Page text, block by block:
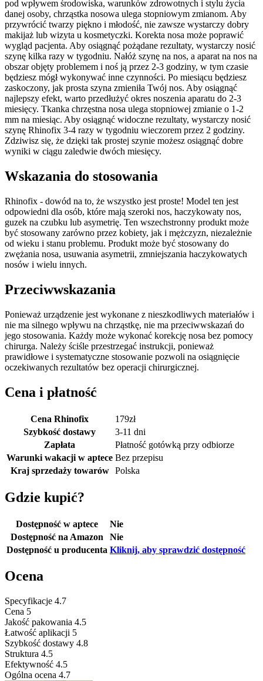
pod wpływem środowiska, warunków zdrowotnych i stylu życia
danej osoby, chrząstka nosowa ulega stopniowym zmianom. Aby
przywrócić twarzy piękno i młodość, nie zawsze wystarczy dobry
makijaż lub wizyta u kosmetyczki. Korekta nosa może poprawić
wygląd pacjenta. Aby osiągnąć pożądane rezultaty, wystarczy nosić
szynę kilka razy w tygodniu. Nałóż szynę na nos, a aparat na nos na
obszar objęty problemem i noś ją przez 2-3 godziny, w tym czasie
będziesz mógł wykonywać inne czynności. Po miesiącu będziesz
zaskoczony, jak prosta szyna zmieniła Twój nos. Aby osiągnąć
najlepszy efekt, warto przedłużyć okres noszenia aparatu do 2-3
miesięcy. Tkanka chrzęstna nosa ulega stopniowej zmianie o 1-2
mm na miesiąc. Aby osiągnąć widoczne rezultaty, wystarczy nosić
szynę Rhinofix 3-4 razy w tygodniu wieczorem przez 2 godziny.
Zdziwisz się, że dzięki tak prostej szynie możesz osiągnąć dobre
wyniki w ciągu zaledwie dwóch miesięcy.
Wskazania do stosowania
Rhinofix - dowód na to, że wszystko jest proste! Model ten jest
odpowiedni dla osób, które mają szeroki nos, haczykowaty nos,
guzek na czubku lub asymetrię. Ten wszechstronny produkt może
być stosowany zarówno przez kobiety, jak i mężczyzn, niezależnie
od wieku i stanu problemu. Produkt może być stosowany do
zwężania nosa, usuwania asymetrii, zmniejszania haczykowatych
nosów i wielu innych.
Przeciwwskazania
Ponieważ urządzenie jest wykonane z nieszkodliwych materiałów i
nie ma silnego wpływu na chrząstkę, nie ma przeciwwskazań do
jego stosowania. Każdy może wykonać korekcję nosa bez pomocy
chirurga. Należy ściśle przestrzegać instrukcji, ponieważ
prawidłowe i systematyczne stosowanie pozwoli na osiągnięcie
oczekiwanych rezultatów bez operacji chirurgicznej.
Cena i płatność
Cena Rhinofix 179zł
Szybkość dostawy
3-11 dni
Zapłata
Płatność gotówką przy odbiorze
Warunki wakacji w aptece Bez przepisu
Kraj sprzedaży towarów
Polska
Gdzie kupić?
Dostępność w aptece
Nie
Dostępność na Amazon
Nie
Dostępność u producenta Kliknij, aby sprawdzić dostępność
Ocena
Specyfikacje 4.7
Cena 5
Jakość pakowania 4.5
Łatwość aplikacji 5
Szybkość dostawy 4.8
Struktura 4.5
Efektywność 4.5
Ogólna ocena 4.7